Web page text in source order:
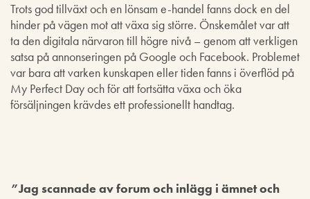
Trots god tillväxt och en lönsam e-handel fanns dock en del
hinder på vägen mot att växa sig större. Önskemålet var att
ta den digitala närvaron till högre nivå – genom att verkligen
satsa på annonseringen på Google och Facebook. Problemet
var bara att varken kunskapen eller tiden fanns i överflöd på
My Perfect Day och för att fortsätta växa och öka
försäljningen krävdes ett professionellt handtag.
”Jag scannade av forum och inlägg i ämnet och